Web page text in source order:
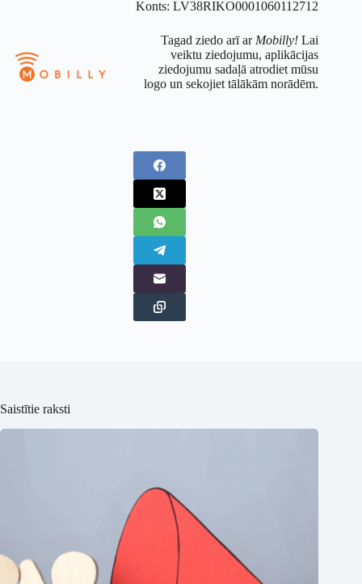
Konts: LV38RIKO0001060112712
Tagad ziedo arī ar Mobilly! Lai
veiktu ziedojumu, aplikācijas
ziedojumu sadaļā atrodiet mūsu
logo un sekojiet tālākām norādēm.
Saistītie raksti